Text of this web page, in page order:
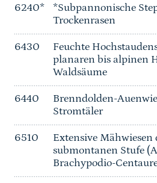
6240*
*Subpannonische
Trockenrasen
6430
Feuchte
planaren bis alpinen
Waldsäume
6440
Brenndolden-
Stromtäler
6510
Extensive
submontanen Stufe
Brachypodio-